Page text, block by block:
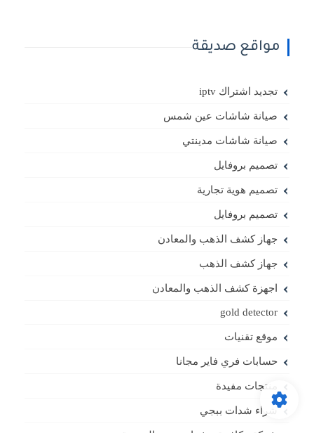
مواقع صديقة
تجديد اشتراك iptv
صيانة شاشات عين شمس
صيانة شاشات مدينتي
تصميم بروفايل
تصميم هوية تجارية
تصميم بروفايل
جهاز كشف الذهب والمعادن
جهاز كشف الذهب
اجهزة كشف الذهب والمعادن
gold detector
موقع تقنيات
حسابات فري فاير مجانا
منتجات مفيدة
شراء شدات ببجي